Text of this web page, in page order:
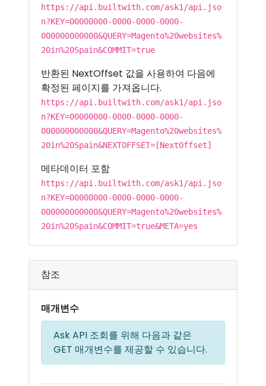
https://api.builtwith.com/ask1/api.jso
n?KEY=00000000-0000-0000-0000-
000000000000&QUERY=Magento%20websites%
20in%20Spain&COMMIT=true
반환된 NextOffset 값을 사용하여 다음에
확정된 페이지를 가져옵니다.
https://api.builtwith.com/ask1/api.jso
n?KEY=00000000-0000-0000-0000-
000000000000&QUERY=Magento%20websites%
20in%20Spain&NEXTOFFSET=[NextOffset]
메타데이터 포함
https://api.builtwith.com/ask1/api.jso
n?KEY=00000000-0000-0000-0000-
000000000000&QUERY=Magento%20websites%
20in%20Spain&COMMIT=true&META=yes
참조
매개변수
Ask API 조회를 위해 다음과 같은
GET 매개변수를 제공할 수 있습니다.